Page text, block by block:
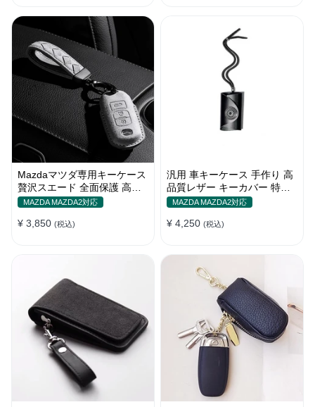
Mazdaマツダ専用キーケース
贅沢スエード 全面保護 高級
触感キーカバー キーホルダー
MAZDA MAZDA2対応
¥ 3,850 (税込)
汎用 車キーケース 手作り 高
品質レザー キーカバー 特別
デザイン 手触りいい
MAZDA MAZDA2対応
¥ 4,250 (税込)